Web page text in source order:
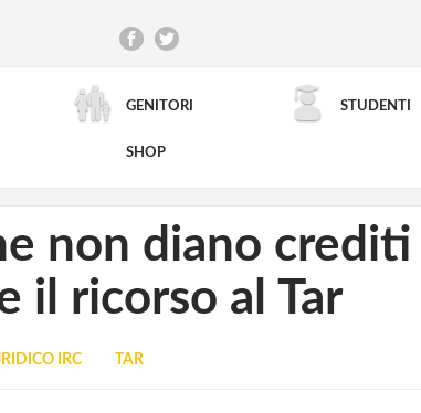
GENITORI STUDENTI
SHOP
RICERCA AVANZATA
non diano crediti
il ricorso al Tar
IRC TAR